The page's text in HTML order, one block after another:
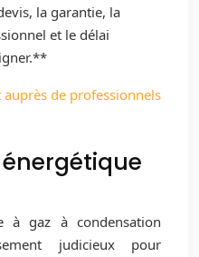
la garantie, la
et le délai
de professionnels
à gaz à condensation
judicieux pour